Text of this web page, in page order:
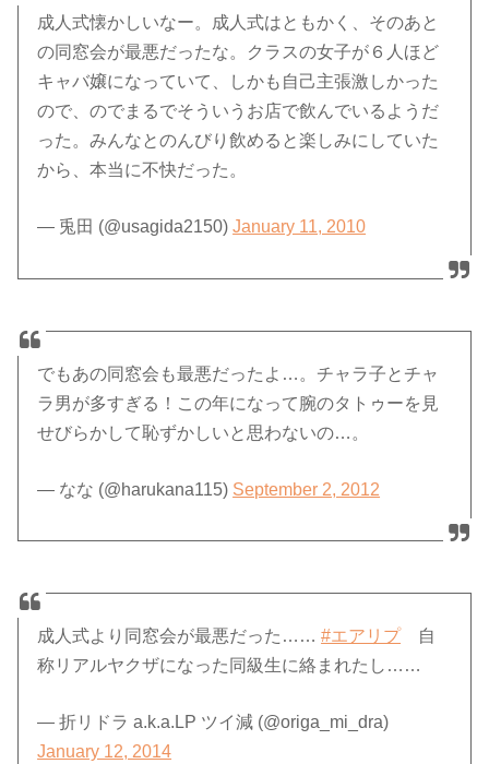
成人式懐かしいなー。成人式はともかく、そのあと
の同窓会が最悪だったな。クラスの女子が６人ほど
キャバ嬢になっていて、しかも自己主張激しかった
ので、のでまるでそういうお店で飲んでいるようだ
った。みんなとのんびり飲めると楽しみにしていた
から、本当に不快だった。
— 兎田 (@usagida2150)January 11, 2010
でもあの同窓会も最悪だったよ…。チャラ子とチャ
ラ男が多すぎる！この年になって腕のタトゥーを見
せびらかして恥ずかしいと思わないの…。
— なな (@harukana115) September 2, 2012
成人式より同窓会が最悪だった……#エアリプ自
称リアルヤクザになった同級生に絡まれたし……
— 折リドラ a.k.a.LP ツイ減 (@origa_mi_dra)
January 12, 2014